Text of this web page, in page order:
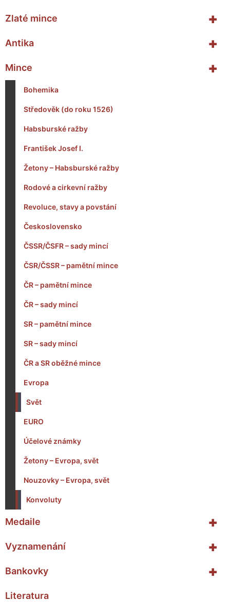
+
Zlaté mince
+
Antika
+
Mince
Bohemika
Středověk (do roku 1526)
Habsburské ražby
František Josef I.
Žetony – Habsburské ražby
Rodové a cirkevní ražby
Revoluce, stavy a povstání
Československo
ČSSR/ČSFR – sady mincí
ČSR/ČSSR – pamětní mince
ČR – pamětní mince
ČR – sady mincí
SR – pamětní mince
SR – sady mincí
ČR a SR oběžné mince
Evropa
Svět
EURO
Účelové známky
Žetony – Evropa, svět
Nouzovky – Evropa, svět
Konvoluty
+
Medaile
+
Vyznamenání
+
Bankovky
Literatura